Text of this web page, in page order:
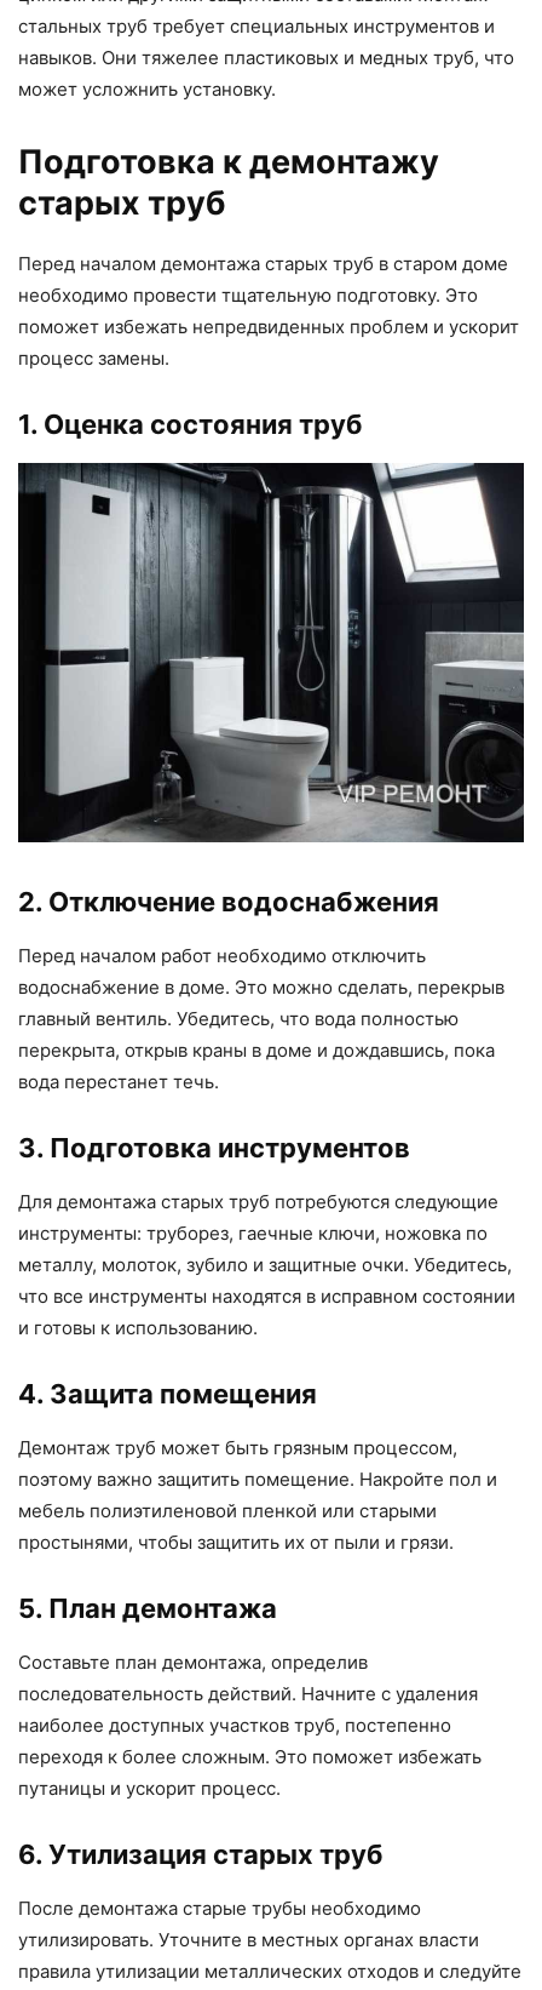
стальных труб требует специальных инструментов и
навыков. Они тяжелее пластиковых и медных труб, что
может усложнить установку.
Подготовка к демонтажу
старых труб
Перед началом демонтажа старых труб в старом доме
необходимо провести тщательную подготовку. Это
поможет избежать непредвиденных проблем и ускорит
процесс замены.
1. Оценка состояния труб
2. Отключение водоснабжения
Перед началом работ необходимо отключить
водоснабжение в доме. Это можно сделать, перекрыв
главный вентиль. Убедитесь, что вода полностью
перекрыта, открыв краны в доме и дождавшись, пока
вода перестанет течь.
3. Подготовка инструментов
Для демонтажа старых труб потребуются следующие
инструменты: труборез, гаечные ключи, ножовка по
металлу, молоток, зубило и защитные очки. Убедитесь,
что все инструменты находятся в исправном состоянии
и готовы к использованию.
4. Защита помещения
Демонтаж труб может быть грязным процессом,
поэтому важно защитить помещение. Накройте пол и
мебель полиэтиленовой пленкой или старыми
простынями, чтобы защитить их от пыли и грязи.
5. План демонтажа
Составьте план демонтажа, определив
последовательность действий. Начните с удаления
наиболее доступных участков труб, постепенно
переходя к более сложным. Это поможет избежать
путаницы и ускорит процесс.
6. Утилизация старых труб
После демонтажа старые трубы необходимо
утилизировать. Уточните в местных органах власти
правила утилизации металлических отходов и следуйте